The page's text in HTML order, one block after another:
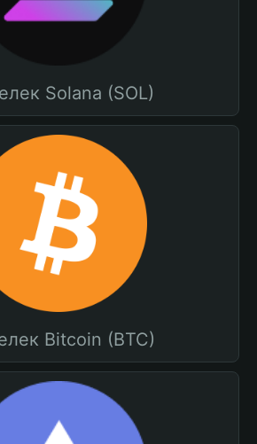
Solana (SOL)
Bitcoin (BTC)